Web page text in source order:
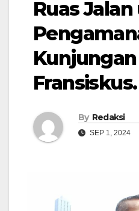
Ruas
Fransiskus.
By Redaksi
SEP 1, 2024